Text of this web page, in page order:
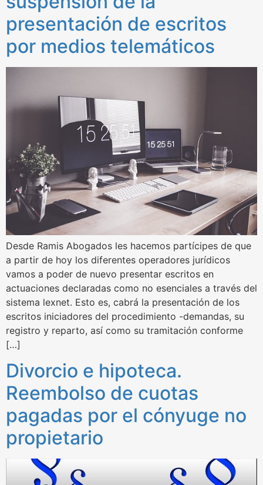
presentación de escritos
por medios telemáticos
Desde Ramis Abogados les hacemos partícipes de que
a partir de hoy los diferentes operadores jurídicos
vamos a poder de nuevo presentar escritos en
actuaciones declaradas como no esenciales a través del
sistema lexnet. Esto es, cabrá la presentación de los
escritos iniciadores del procedimiento -demandas, su
registro y reparto, así como su tramitación conforme
[…]
Divorcio e hipoteca.
Reembolso de cuotas
pagadas por el cónyuge no
propietario